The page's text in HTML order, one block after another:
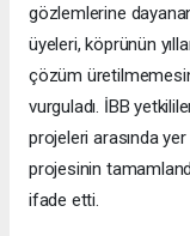
gözlemlerine
üyeleri, köprünün
çözüm
vurguladı. İBB
projeleri arasında yer
projesinin
ifade etti.